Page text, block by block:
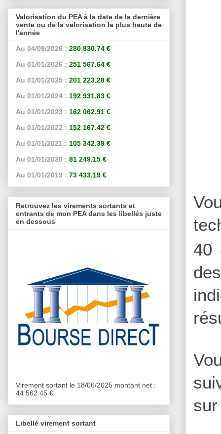
40
Valorisation du PEA à la date de la dernière
vente ou de la valorisation la plus haute de
l'année
Au 04/08/2026 : 280 830.74 €
Au 01/01/2026 : 251 567.64 €
Au 01/01/2025 : 201 223.28 €
Au 01/01/2024 : 192 931.83 €
Au 01/01/2023 : 162 062.91 €
Au 01/01/2022 : 152 167.42 €
Au 01/01/2021 : 105 342.39 €
Au 01/01/2020 : 81 249.15 €
Au 01/01/2019 : 73 433.19 €
Retrouvez les virements sortants et
entrants de mon PEA dans les libellés juste
en dessous
Virement sortant le 18/06/2025 montant net :
44 562.45 €
Libellé virement sortant